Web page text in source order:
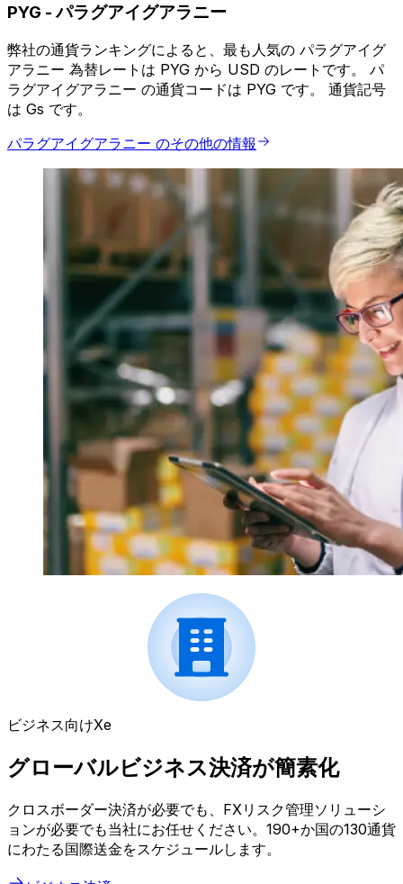
PYG -パラグアイグアラニー
弊社の通貨ランキングによると、最も人気の パラグアイグ
アラニー 為替レートは PYG から USD のレートです。 パ
ラグアイグアラニー の通貨コードは PYG です。 通貨記号
は Gs です。
パラグアイグアラニー のその他の情報
ビジネス向けXe
グローバルビジネス決済が簡素化
クロスボーダー決済が必要でも、FXリスク管理ソリューシ
ョンが必要でも当社にお任せください。190+か国の130通貨
にわたる国際送金をスケジュールします。